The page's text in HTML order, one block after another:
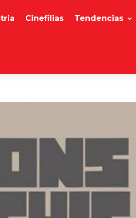
Cinefilias Tendencias